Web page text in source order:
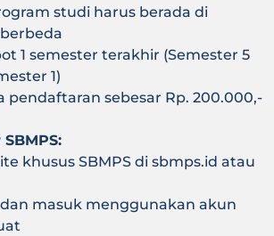
studi harus berada di
1 semester terakhir (Semester 5
1)
pendaftaran sebesar Rp. 200.000,-
khusus SBMPS di sbmps.id atau
masuk menggunakan akun